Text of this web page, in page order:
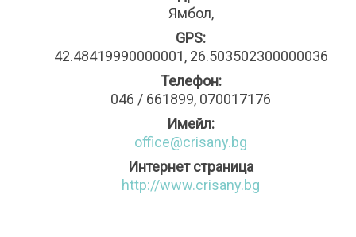
Ямбол,
GPS:
42.48419990000001, 26.503502300000036
Телефон:
046 / 661899, 070017176
Имейл:
office@crisany.bg
Интернет страница
http://www.crisany.bg